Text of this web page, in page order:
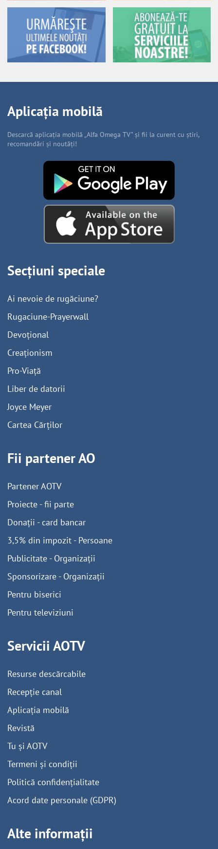
Aplicația mobilă
Descarcă aplicația mobilă „Alfa Omega TV” și fii la curent cu știri,
recomandări și noutăți!
Secțiuni speciale
Ai nevoie de rugăciune?
Rugaciune-Prayerwall
Devoțional
Creaționism
Pro-Viață
Liber de datorii
Joyce Meyer
Cartea Cărților
Fii partener AO
Partener AOTV
Proiecte - fii parte
Donații - card bancar
3,5% din impozit - Persoane
Publicitate - Organizații
Sponsorizare - Organizații
Pentru biserici
Pentru televiziuni
Servicii AOTV
Resurse descărcabile
Recepție canal
Aplicația mobilă
Revistă
Tu și AOTV
Termeni și condiții
Politică confidențialitate
Acord date personale (GDPR)
Alte informații